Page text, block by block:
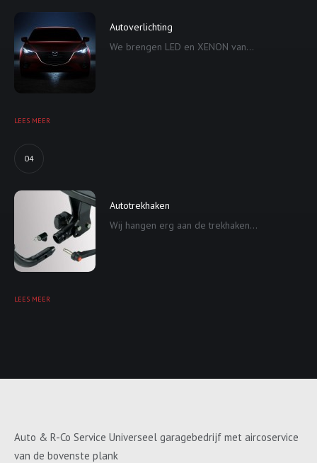
Autoverlichting
We brengen LED en XENON van...
LEES MEER
04
Autotrekhaken
Wij hangen erg aan de trekhaken...
LEES MEER
Auto & R-Co Service Universeel garagebedrijf met aircoservice
van de bovenste plank